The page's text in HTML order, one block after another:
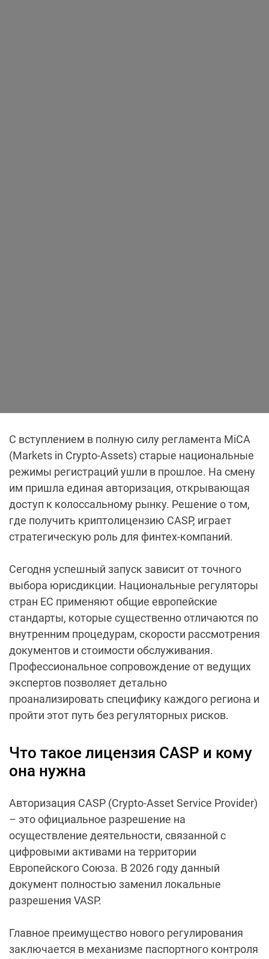
С вступлением в полную силу регламента MiCA
(Markets in Crypto-Assets) старые национальные
режимы регистраций ушли в прошлое. На смену
им пришла единая авторизация, открывающая
доступ к колоссальному рынку. Решение о том,
где получить криптолицензию CASP, играет
стратегическую роль для финтех-компаний.
Сегодня успешный запуск зависит от точного
выбора юрисдикции. Национальные регуляторы
стран ЕС применяют общие европейские
стандарты, которые существенно отличаются по
внутренним процедурам, скорости рассмотрения
документов и стоимости обслуживания.
Профессиональное сопровождение от ведущих
экспертов позволяет детально
проанализировать специфику каждого региона и
пройти этот путь без регуляторных рисков.
Что такое лицензия CASP и кому
она нужна
Авторизация CASP (Crypto-Asset Service Provider)
– это официальное разрешение на
осуществление деятельности, связанной с
цифровыми активами на территории
Европейского Союза. В 2026 году данный
документ полностью заменил локальные
разрешения VASP.
Главное преимущество нового регулирования
заключается в механизме паспортного контроля